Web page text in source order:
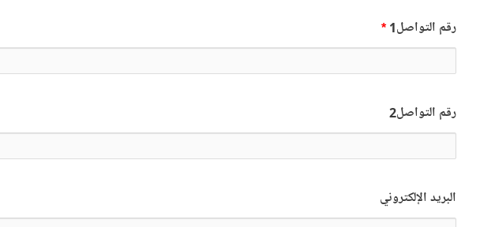
رقم التواصل1 *
رقم التواصل2
البريد الإلكتروني